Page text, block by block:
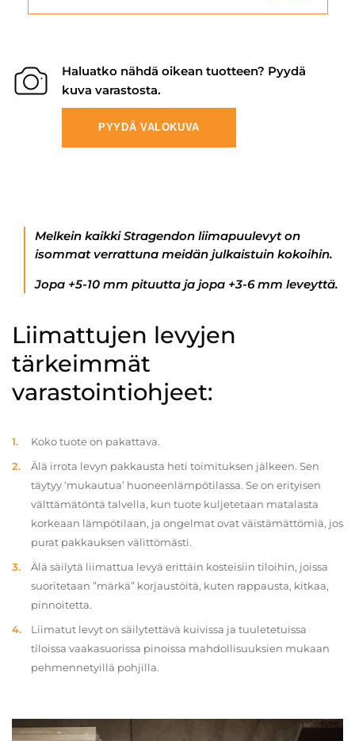
Haluatko nähdä oikean tuotteen? Pyydä
kuva varastosta.
PYYDÄ VALOKUVA
Melkein kaikki Stragendon liimapuulevyt on
isommat verrattuna meidän julkaistuin kokoihin.
Jopa +5-10 mm pituutta ja jopa +3-6 mm leveyttä.
Liimattujen levyjen
tärkeimmät
varastointiohjeet:
Koko tuote on pakattava.
Älä irrota levyn pakkausta heti toimituksen jälkeen. Sen
täytyy ‘mukautua’ huoneenlämpötilassa. Se on erityisen
välttämätöntä talvella, kun tuote kuljetetaan matalasta
korkeaan lämpötilaan, ja ongelmat ovat väistämättömiä, jos
purat pakkauksen välittömästi.
Älä säilytä liimattua levyä erittäin kosteisiin tiloihin, joissa
suoritetaan ”märkä” korjaustöitä, kuten rappausta, kitkaa,
pinnoitetta.
Liimatut levyt on säilytettävä kuivissa ja tuuletetuissa
tiloissa vaakasuorissa pinoissa mahdollisuuksien mukaan
pehmennetyillä pohjilla.